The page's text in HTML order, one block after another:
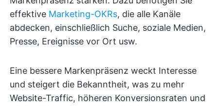
effektive Marketing-OKRs, die alle Kanäle
abdecken, einschließlich Suche, soziale Medien,
Presse, Ereignisse vor Ort usw.
Eine bessere Markenpräsenz weckt Interesse
und steigert die Bekanntheit, was zu mehr
Website-Traffic, höheren Konversionsraten und